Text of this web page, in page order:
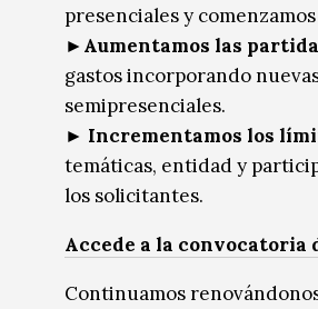
presenciales y
► Aumentamos las
gastos incorporando
semipresenciales.
► Incrementamos los
temáticas, entidad y
los solicitantes.
Accede a la convocatoria
Continuamos